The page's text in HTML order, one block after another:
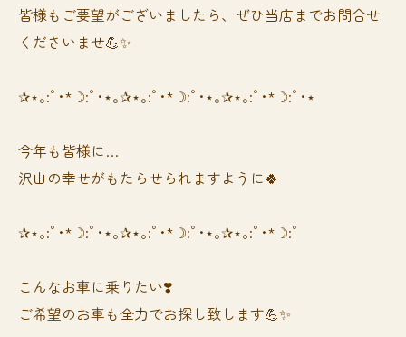
皆様もご要望がございましたら、ぜひ当店までお問合せ
くださいませ💪✨
✰⋆｡:ﾟ･*☽:ﾟ･⋆｡✰⋆｡:ﾟ･*☽:ﾟ･⋆｡✰⋆｡:ﾟ･*☽:ﾟ･⋆
今年も皆様に…
沢山の幸せがもたらせられますように🍀
✰⋆｡:ﾟ･*☽:ﾟ･⋆｡✰⋆｡:ﾟ･*☽:ﾟ･⋆｡✰⋆｡:ﾟ･*☽:ﾟ
⁡⁡⁡こんなお車に乗りたい❣️
ご希望のお車も全力でお探し致します💪✨